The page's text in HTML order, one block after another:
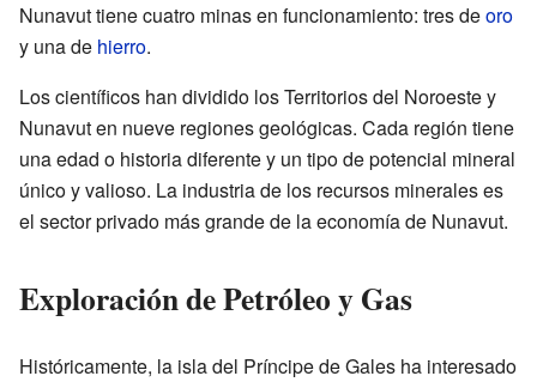
Nunavut tiene cuatro minas en funcionamiento: tres deoro
y una de hierro.
Los científicos han dividido los Territorios del Noroeste y
Nunavut en nueve regiones geológicas. Cada región tiene
una edad o historia diferente y un tipo de potencial mineral
único y valioso. La industria de los recursos minerales es
el sector privado más grande de la economía de Nunavut.
Exploración de Petróleo y Gas
Históricamente, la isla del Príncipe de Gales ha interesado